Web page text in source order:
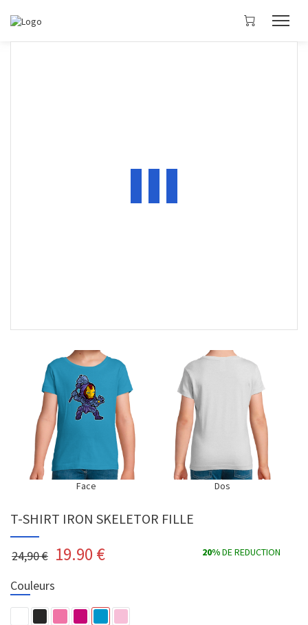
Face Dos
T-SHIRT IRON SKELETOR FILLE
24,90 € 19.90 € 20%DE REDUCTION
Couleurs